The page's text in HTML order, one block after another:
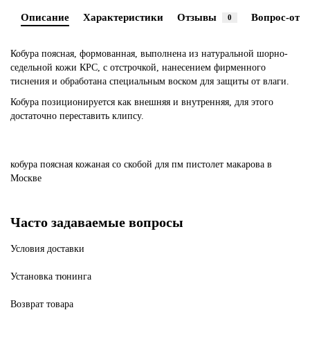
Описание Характеристики Отзывы 0 Вопрос-
Кобура поясная, формованная, выполнена из натуральной шорно-
седельной кожи КРС, с отстрочкой, нанесением фирменного
тиснения и обработана специальным воском для защиты от влаги.
Кобура позиционируется как внешняя и внутренняя, для этого
достаточно переставить клипсу.
кобура поясная кожаная со скобой для пм пистолет макарова в
Москве
Часто задаваемые вопросы
Условия доставки
Установка тюнинга
Возврат товара